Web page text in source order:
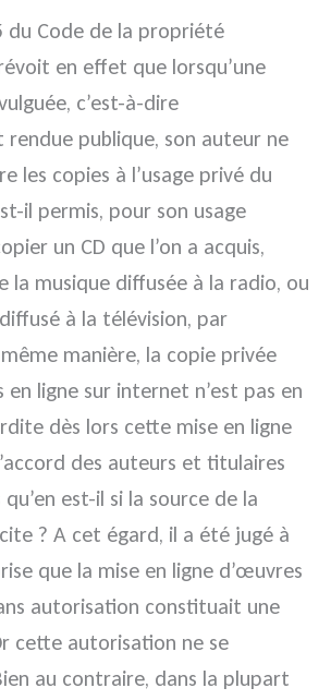
du Code de la propriété
en effet que lorsqu’une
c’est-à-dire
publique, son auteur ne
les copies à l’usage privé du
il permis, pour son usage
un CD que l’on a acquis,
la musique diffusée à la radio, ou
à la télévision, par
manière, la copie privée
en ligne sur internet n’est pas en
dès lors cette mise en ligne
des auteurs et titulaires
est-il si la source de la
? A cet égard, il a été jugé à
que la mise en ligne d’œuvres
autorisation constituait une
cette autorisation ne se
au contraire, dans la plupart